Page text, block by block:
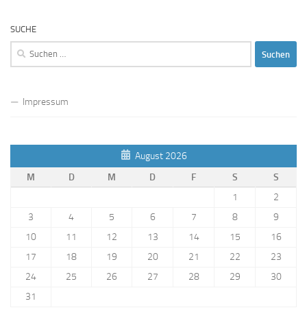
SUCHE
Suchen
Impressum
August 2026
M
D M D F S
S
1
2
3
4 5 6 7 8
9
10
11 12 13 14 15
16
17
18 19 20 21 22
23
24
25 26 27 28 29
30
31